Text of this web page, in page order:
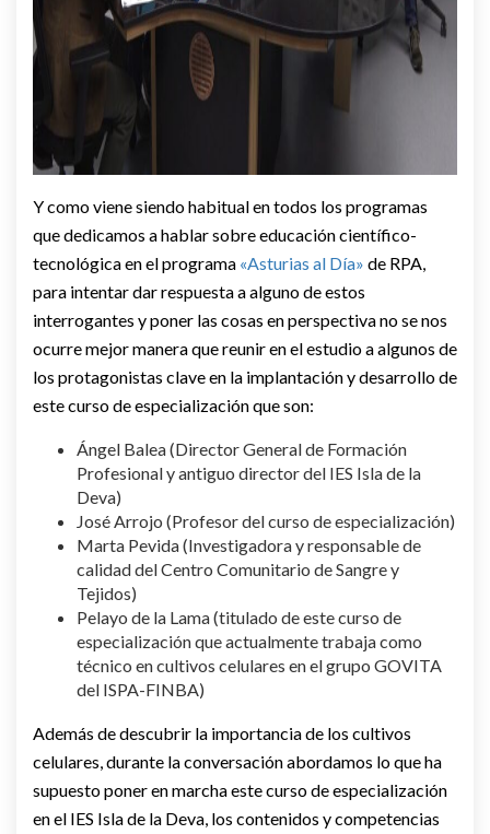
Y como viene siendo habitual en todos los programas
que dedicamos a hablar sobre educación científico-
tecnológica en el programa «Asturias al Día» de RPA,
para intentar dar respuesta a alguno de estos
interrogantes y poner las cosas en perspectiva no se nos
ocurre mejor manera que reunir en el estudio a algunos de
los protagonistas clave en la implantación y desarrollo de
este curso de especialización que son:
Ángel Balea (Director General de Formación
Profesional y antiguo director del IES Isla de la
Deva)
José Arrojo (Profesor del curso de especialización)
Marta Pevida (Investigadora y responsable de
calidad del Centro Comunitario de Sangre y
Tejidos)
Pelayo de la Lama (titulado de este curso de
especialización que actualmente trabaja como
técnico en cultivos celulares en el grupo GOVITA
del ISPA-FINBA)
Además de descubrir la importancia de los cultivos
celulares, durante la conversación abordamos lo que ha
supuesto poner en marcha este curso de especialización
en el IES Isla de la Deva, los contenidos y competencias